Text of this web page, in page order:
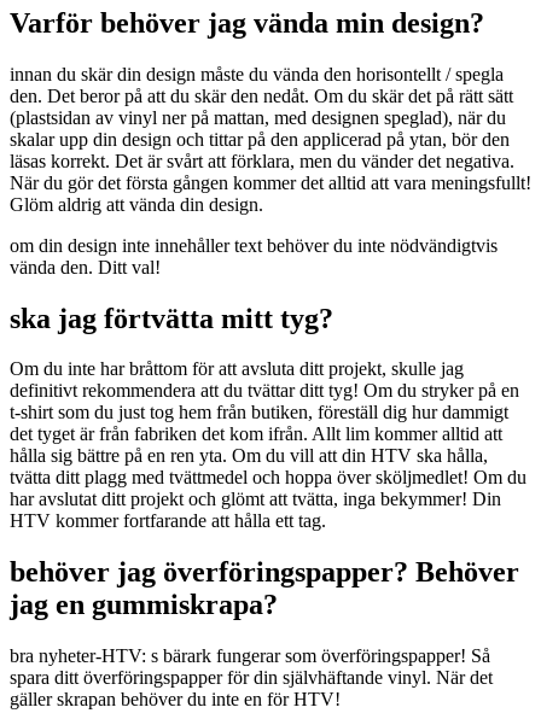
Varför behöver jag vända min design?
innan du skär din design måste du vända den horisontellt / spegla
den. Det beror på att du skär den nedåt. Om du skär det på rätt sätt
(plastsidan av vinyl ner på mattan, med designen speglad), när du
skalar upp din design och tittar på den applicerad på ytan, bör den
läsas korrekt. Det är svårt att förklara, men du vänder det negativa.
När du gör det första gången kommer det alltid att vara meningsfullt!
Glöm aldrig att vända din design.
om din design inte innehåller text behöver du inte nödvändigtvis
vända den. Ditt val!
ska jag förtvätta mitt tyg?
Om du inte har bråttom för att avsluta ditt projekt, skulle jag
definitivt rekommendera att du tvättar ditt tyg! Om du stryker på en
t-shirt som du just tog hem från butiken, föreställ dig hur dammigt
det tyget är från fabriken det kom ifrån. Allt lim kommer alltid att
hålla sig bättre på en ren yta. Om du vill att din HTV ska hålla,
tvätta ditt plagg med tvättmedel och hoppa över sköljmedlet! Om du
har avslutat ditt projekt och glömt att tvätta, inga bekymmer! Din
HTV kommer fortfarande att hålla ett tag.
behöver jag överföringspapper? Behöver
jag en gummiskrapa?
bra nyheter-HTV: s bärark fungerar som överföringspapper! Så
spara ditt överföringspapper för din självhäftande vinyl. När det
gäller skrapan behöver du inte en för HTV!